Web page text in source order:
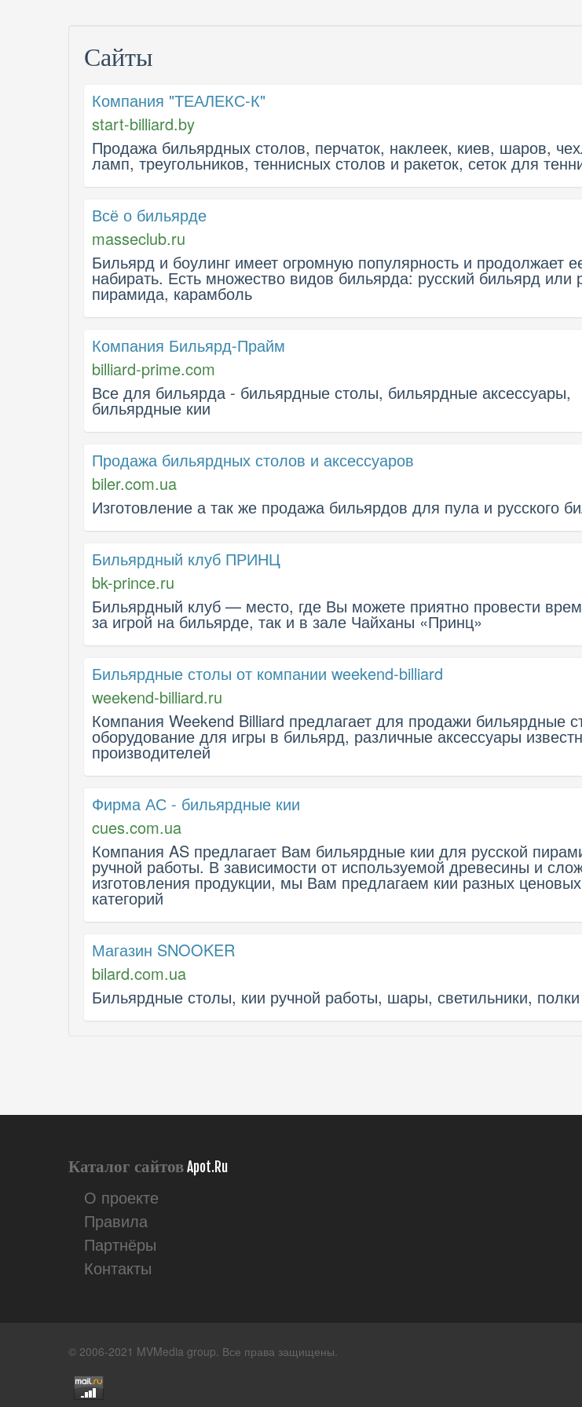
Сайты
Компания "ТЕАЛЕКС-К"
start-billiard.by
Продажа бильярдных столов, перчаток, наклеек, киев, шаров,
ламп, треугольников, теннисных столов и ракеток, сеток для
Всё о бильярде
masseclub.ru
Бильярд и боулинг имеет огромную популярность и продолжает
набирать. Есть множество видов бильярда: русский бильярд или
пирамида, карамболь
Компания Бильярд-Прайм
billiard-prime.com
Все для бильярда - бильярдные столы, бильярдные аксессуары,
бильярдные кии
Продажа бильярдных столов и аксессуаров
biler.com.ua
Изготовление а так же продажа бильярдов для пула и русского
Бильярдный клуб ПРИНЦ
bk-prince.ru
Бильярдный клуб — место, где Вы можете приятно провести
за игрой на бильярде, так и в зале Чайханы «Принц»
Бильярдные столы от компании weekend-billiard
weekend-billiard.ru
Компания Weekend Billiard предлагает для продажи бильярдные
оборудование для игры в бильярд, различные аксессуары
производителей
Фирма АС - бильярдные кии
cues.com.ua
Компания AS предлагает Вам бильярдные кии для русской
ручной работы. В зависимости от используемой древесины и
изготовления продукции, мы Вам предлагаем кии разных ценовых
категорий
Магазин SNOOKER
bilard.com.ua
Бильярдные столы, кии ручной работы, шары, светильники, полки
Каталог сайтовApot.Ru
О проекте
Правила
Партнёры
Контакты
© 2006-2021 MVMedia group. Все права защищены.